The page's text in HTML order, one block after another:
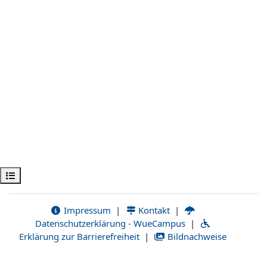
Kursindex öffnen
Impressum | Kontakt |
Datenschutzerklärung - WueCampus |
Erklärung zur Barrierefreiheit | Bildnachweise